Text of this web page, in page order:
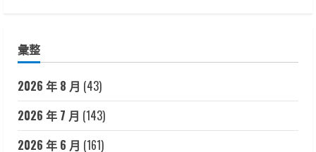
彙整
2026 年 8 月 (43)
2026 年 7 月 (143)
2026 年 6 月 (161)